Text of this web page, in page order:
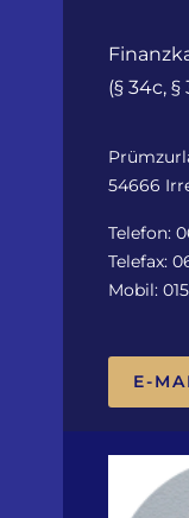
(§ 34c, §
54666
Telefon:
Telefax:
Mobil:
E-